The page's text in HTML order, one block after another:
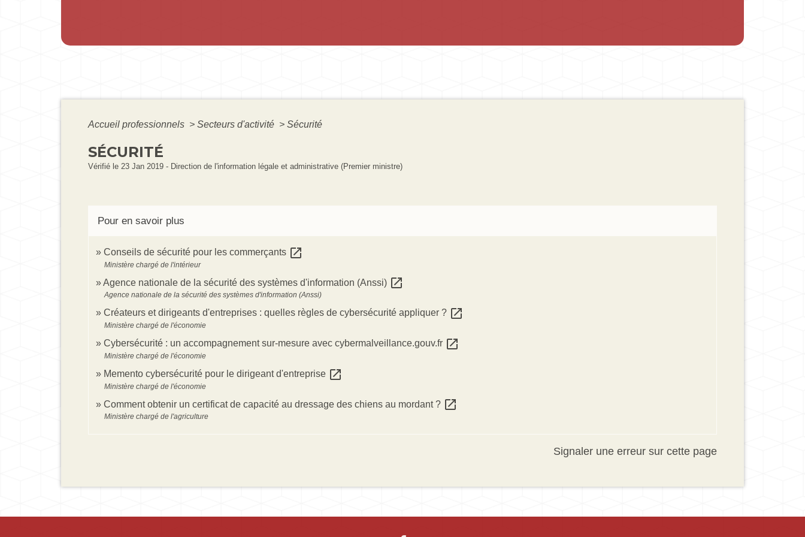
Accueil professionnels > Secteurs d'activité > Sécurité
SÉCURITÉ
Vérifié le 23 Jan 2019 - Direction de l'information légale et administrative (Premier ministre)
Pour en savoir plus
Conseils de sécurité pour les commerçants open_in_new
Ministère chargé de l'intérieur
Agence nationale de la sécurité des systèmes d'information (Anssi) open_in_new
Agence nationale de la sécurité des systèmes d'information (Anssi)
Créateurs et dirigeants d'entreprises : quelles règles de cybersécurité appliquer ? open_in_new
Ministère chargé de l'économie
Cybersécurité : un accompagnement sur-mesure avec cybermalveillance.gouv.fr open_in_new
Ministère chargé de l'économie
Memento cybersécurité pour le dirigeant d'entreprise open_in_new
Ministère chargé de l'économie
Comment obtenir un certificat de capacité au dressage des chiens au mordant ? open_in_new
Ministère chargé de l'agriculture
Signaler une erreur sur cette page